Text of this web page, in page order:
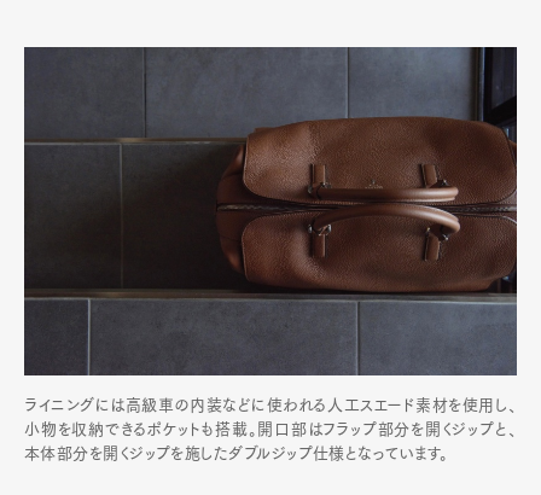
ライニングには高級車の内装などに使われる人工スエード素材を使用し、
小物を収納できるポケットも搭載。開口部はフラップ部分を開くジップと、
本体部分を開くジップを施したダブルジップ仕様となっています。